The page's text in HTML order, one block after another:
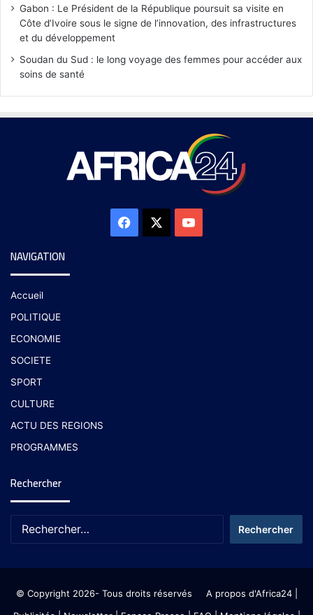
Gabon : Le Président de la République poursuit sa visite en
Côte d’Ivoire sous le signe de l’innovation, des infrastructures
et du développement
Soudan du Sud : le long voyage des femmes pour accéder aux
soins de santé
NAVIGATION
Accueil
POLITIQUE
ECONOMIE
SOCIETE
SPORT
CULTURE
ACTU DES REGIONS
PROGRAMMES
Rechercher
© Copyright 2026- Tous droits réservés A propos d'Africa24|